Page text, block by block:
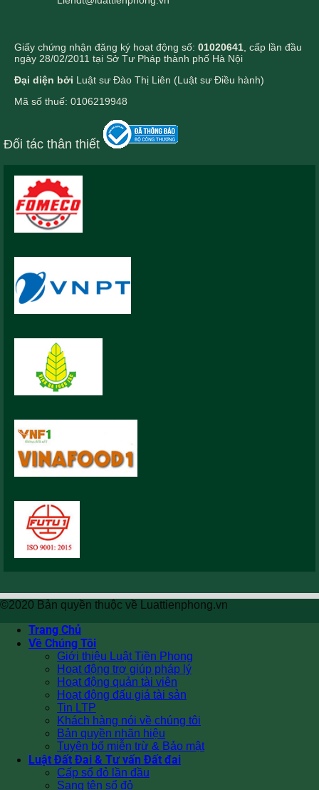
Giấy chứng nhận đăng ký hoạt động số: 01020641 , cấp lần đầu
ngày 28/02/2011 tại Sở Tư Pháp thành phố Hà Nội
Đại diện bởi Luật sư Đào Thị Liên (Luật sư Điều hành)
Mã số thuế: 0106219948
Đối tác thân thiết
©2020 Bản quyền thuộc về Luattienphong.vn
Trang Chủ
Về Chúng Tôi
Giới thiệu Luật Tiền Phong
Hoạt động trợ giúp pháp lý
Hoạt động quản tài viên
Hoạt động đấu giá tài sản
Tin LTP
Khách hàng nói về chúng tôi
Bản quyền nhãn hiệu
Tuyên bố miễn trừ & Bảo mật
Luật Đất Đai & Tư vấn Đất đai
Cấp sổ đỏ lần đầu
Sang tên sổ đỏ